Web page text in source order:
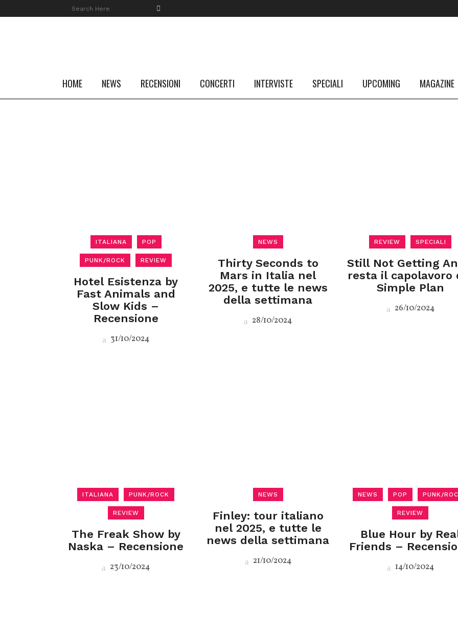
HOME NEWS RECENSIONI CONCERTI INTERVISTE SPECIALI UPCOMING MAGAZINE
ITALIANA POP
PUNK/ROCK REVIEW
Hotel Esistenza by
Fast Animals and
Slow Kids –
Recensione
31/10/2024
NEWS
Thirty Seconds to
Mars in Italia nel
2025, e tutte le news
della settimana
28/10/2024
REVIEW SPECIALI
Still Not Getting
resta il capolavoro
Simple Plan
26/10/2024
ITALIANA PUNK/ROCK
REVIEW
The Freak Show by
Naska – Recensione
23/10/2024
NEWS
Finley: tour italiano
nel 2025, e tutte le
news della settimana
21/10/2024
NEWS POP PUNK/
REVIEW
Blue Hour by
Friends –
14/10/2024